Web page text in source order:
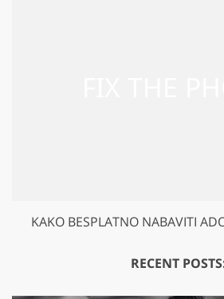
KAKO BESPLATNO NABAVITI
RECENT